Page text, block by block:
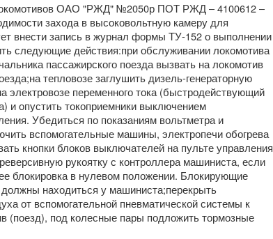
ОАО "РЖД" №2050р ПОТ РЖД – 4100612 –
захода в высоковольтную камеру для
внести запись в журнал формы ТУ-152 о выполнении
следующие действия:при обслуживании локомотива
пассажирского поезда вызвать на локомотив
тепловозе заглушить дизель-генераторную
электровозе переменного тока (быстродействующий
и опустить токоприемники выключением
Убедиться по показаниям вольтметра и
вспомогательные машины, электропечи обогрева
кнопки блоков выключателей на пульте управления
рукоятку с контроллера машиниста, если
блокировка в нулевом положении. Блокирующие
находиться у машиниста;перекрыть
от вспомогательной пневматической системы к
(поезд), под колесные пары подложить тормозные